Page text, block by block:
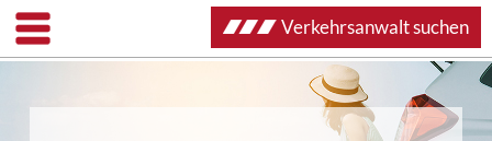
Verkehrsanwalt suchen